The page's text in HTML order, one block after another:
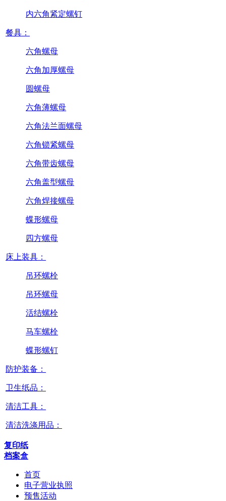
内六角紧定螺钉
餐具：
六角螺母
六角加厚螺母
圆螺母
六角薄螺母
六角法兰面螺母
六角锁紧螺母
六角带齿螺母
六角盖型螺母
六角焊接螺母
蝶形螺母
四方螺母
床上装具：
吊环螺栓
吊环螺母
活结螺栓
马车螺栓
蝶形螺钉
防护装备：
卫生纸品：
清洁工具：
清洁洗涤用品：
复印纸
档案盒
首页
电子营业执照
预售活动